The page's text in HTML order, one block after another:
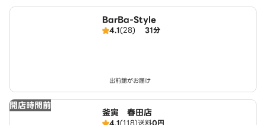
BarBa-Style
4.1(28) 31分
出前館がお届け
開店時間前
釜寅 春田店